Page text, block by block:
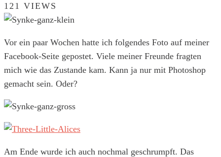
121 VIEWS
Vor ein paar Wochen hatte ich folgendes Foto auf meiner
Facebook-Seite gepostet. Viele meiner Freunde fragten
mich wie das Zustande kam. Kann ja nur mit Photoshop
gemacht sein. Oder?
Am Ende wurde ich auch nochmal geschrumpft. Das